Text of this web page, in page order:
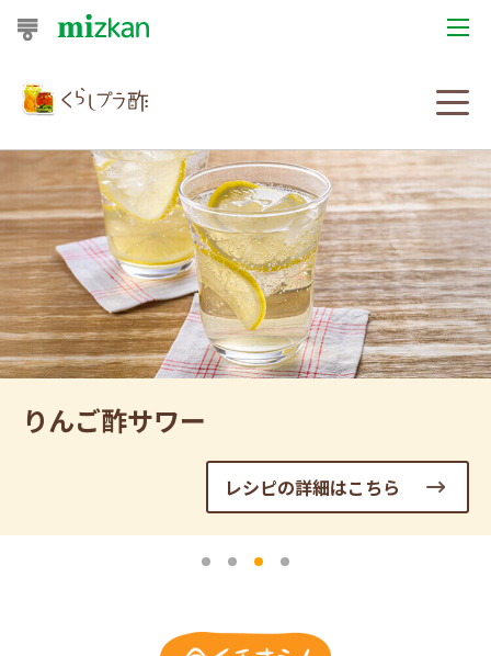
おうちレシピ
レシピ特集
レシピカテゴリ一覧
商品からレシピを探す
レシピ名特集
りんご酢サワー
レシピの詳細はこちら